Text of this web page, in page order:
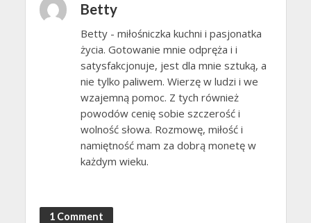
Betty
Betty - miłośniczka kuchni i pasjonatka
życia. Gotowanie mnie odpręża i i
satysfakcjonuje, jest dla mnie sztuką, a
nie tylko paliwem. Wierzę w ludzi i we
wzajemną pomoc. Z tych również
powodów cenię sobie szczerość i
wolność słowa. Rozmowę, miłość i
namiętność mam za dobrą monetę w
każdym wieku.
1 Comment